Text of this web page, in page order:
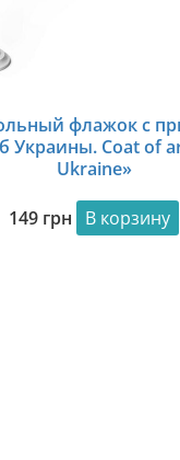
флажок с
Украины. Coat of
Ukraine»
149 грн В корзину